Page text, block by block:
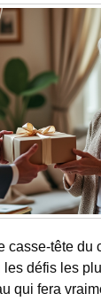
casse-tête du
défis les
qui fera